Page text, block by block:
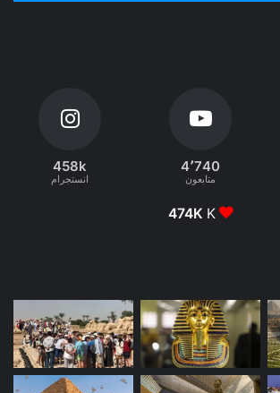
4٬740
متابعون
458k
انستجرام
474K K